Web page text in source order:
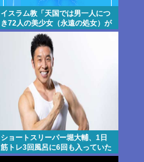
イスラム教「天国では男一人につ
き72人の美少女（永遠の処女）が
あてがわれます」←これさぁ
ショートスリーパー堀大輔、1日
筋トレ3回風呂に6回も入っていた